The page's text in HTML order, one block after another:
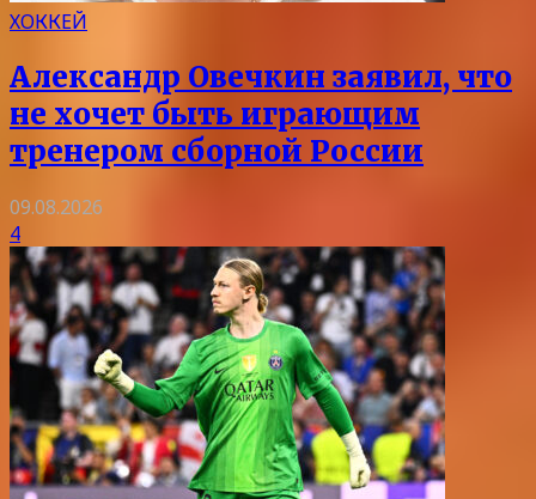
ХОККЕЙ
Александр Овечкин заявил, что
не хочет быть играющим
тренером сборной России
09.08.2026
4